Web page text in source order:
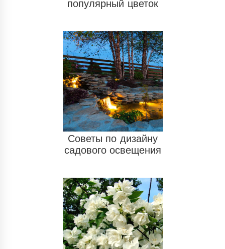
популярный цветок
Советы по дизайну
садового освещения